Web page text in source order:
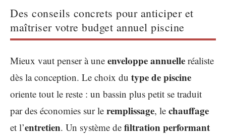
Des conseils concrets pour anticiper et
maîtriser votre budget annuel piscine
Mieux vaut penser à une enveloppe annuelle réaliste
dès la conception. Le choix du type de piscine
oriente tout le reste : un bassin plus petit se traduit
par des économies sur le remplissage, le chauffage
et l’entretien. Un système de filtration performant